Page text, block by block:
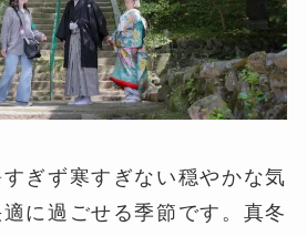
ぎず寒すぎない穏やかな気
に過ごせる季節です。真冬